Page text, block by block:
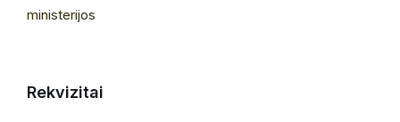
ministerijos
Rekvizitai